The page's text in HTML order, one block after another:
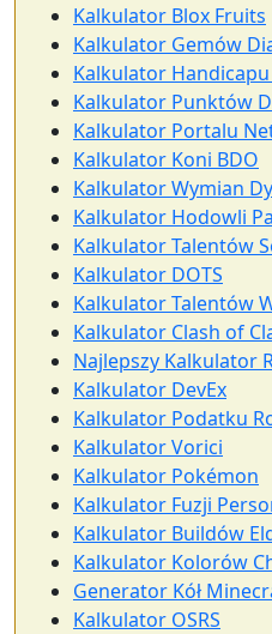
Kalkulator Blox Fruits
Kalkulator Gemów
Kalkulator
Kalkulator Punktów
Kalkulator Portalu
Kalkulator Koni BDO
Kalkulator Wymian
Kalkulator Hodowli
Kalkulator Talentów
Kalkulator DOTS
Kalkulator Talentów
Kalkulator Clash of
Najlepszy Kalkulator
Kalkulator DevEx
Kalkulator Podatku
Kalkulator Vorici
Kalkulator Pokémon
Kalkulator Fuzji
Kalkulator Buildów
Kalkulator Kolorów
Generator Kół
Kalkulator OSRS